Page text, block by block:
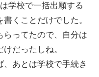
学校で一括出願する
くことだけでした。
らってたので、自分は
だったしね。
あとは学校で手続き